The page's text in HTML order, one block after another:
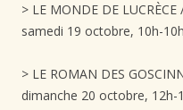
> LE MONDE DE LUCRÈCE
samedi 19 octobre, 10h-
> LE ROMAN DES
dimanche 20 octobre, 12h-